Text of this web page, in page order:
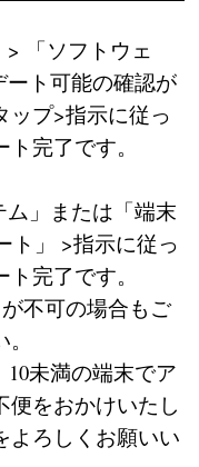
「ソフトウェ
ート可能の確認が
ップ>指示に従っ
完了です。
」または「端末
ト」 >指示に従っ
完了です。
不可の場合もご
未満の端末でア
便をおかけいたし
よろしくお願いい